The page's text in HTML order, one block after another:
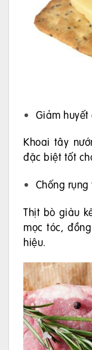
Giảm
Khoai tây
đặc biệt tốt
Chống
Thịt bò giàu
mọc tóc,
hiệu.